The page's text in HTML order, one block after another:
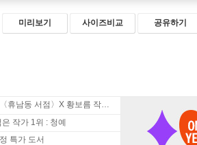
미리보기 사이즈비교 공유하기
뮤지컬 〈휴남동 서점〉X 황보름 작가 북토크
작가 1위 : 청예
특가 도서